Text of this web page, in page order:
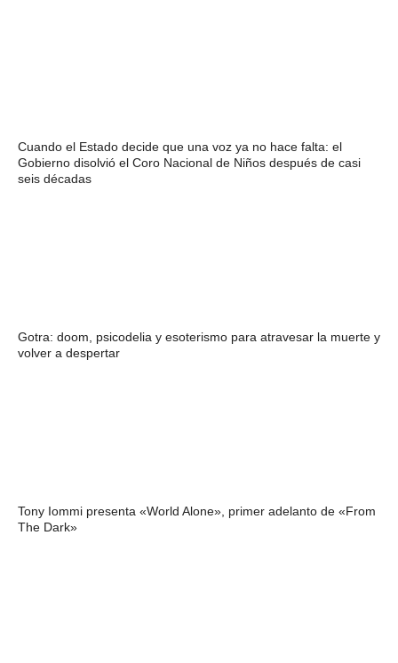
Cuando el Estado decide que una voz ya no hace falta: el
Gobierno disolvió el Coro Nacional de Niños después de casi
seis décadas
Gotra: doom, psicodelia y esoterismo para atravesar la muerte y
volver a despertar
Tony Iommi presenta «World Alone», primer adelanto de «From
The Dark»